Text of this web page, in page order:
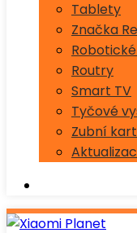
Tablety
Značka
Routry
Smart TV
Tyčové
Zubní